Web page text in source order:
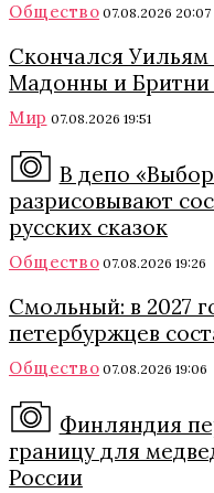
Общество 07.08.2026 20:07
Скончался
Мадонны и
Мир 07.08.2026 19:51
В депо
разрисовывают
русских сказок
Общество 07.08.2026 19:26
Смольный: в 2027
петербуржцев
Общество 07.08.2026 19:06
Финляндия
границу для
России